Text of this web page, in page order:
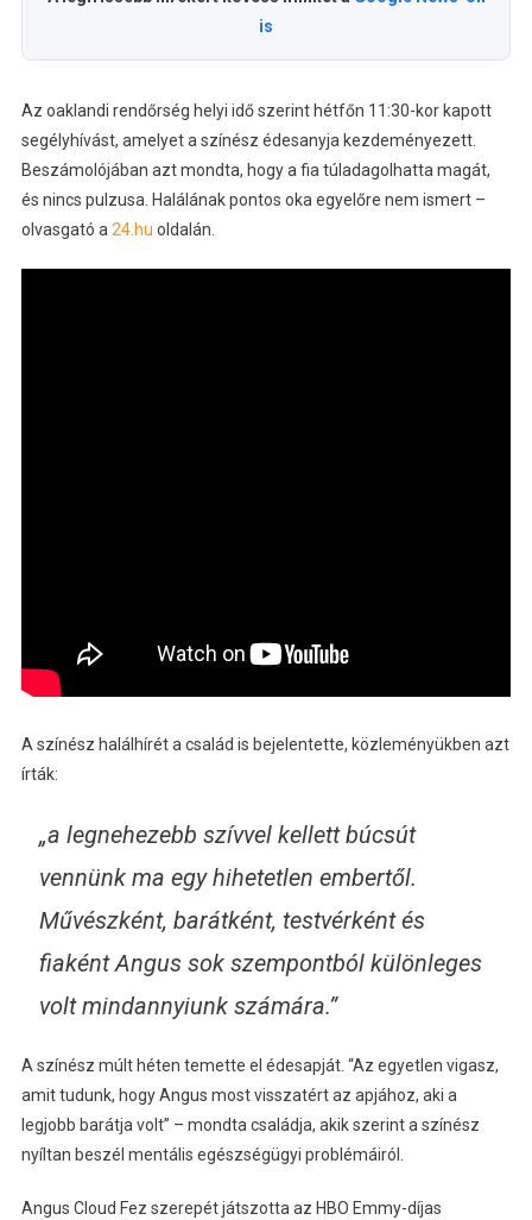
is
Az oaklandi rendőrség helyi idő szerint hétfőn 11:30-kor kapott
segélyhívást, amelyet a színész édesanyja kezdeményezett.
Beszámolójában azt mondta, hogy a fia túladagolhatta magát,
és nincs pulzusa. Halálának pontos oka egyelőre nem ismert –
olvasgató a 24.hu oldalán.
A színész halálhírét a család is bejelentette, közleményükben azt
írták:
„a legnehezebb szívvel kellett búcsút
vennünk ma egy hihetetlen embertől.
Művészként, barátként, testvérként és
fiaként Angus sok szempontból különleges
volt mindannyiunk számára.”
A színész múlt héten temette el édesapját. “Az egyetlen vigasz,
amit tudunk, hogy Angus most visszatért az apjához, aki a
legjobb barátja volt” – mondta családja, akik szerint a színész
nyíltan beszél mentális egészségügyi problémáiról.
Angus Cloud Fez szerepét játszotta az HBO Emmy-díjas